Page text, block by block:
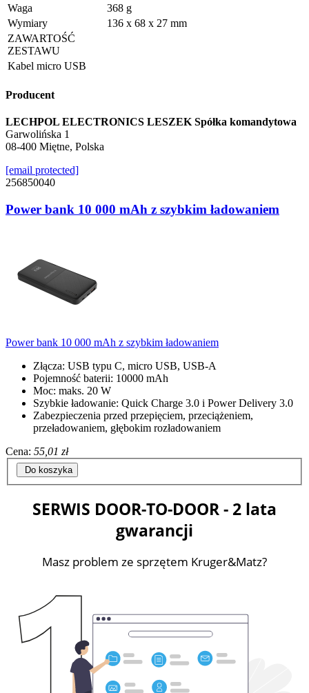
Waga
368 g
Wymiary
136 x 68 x 27 mm
ZAWARTOŚĆ
ZESTAWU
Kabel micro USB
Producent
LECHPOL ELECTRONICS LESZEK Spółka komandytowa
Garwolińska 1
08-400 Miętne, Polska
[email protected]
256850040
Power bank 10 000 mAh z szybkim ładowaniem
Power bank 10 000 mAh z szybkim ładowaniem
Złącza: USB typu C, micro USB, USB-A
Pojemność baterii: 10000 mAh
Moc: maks. 20 W
Szybkie ładowanie: Quick Charge 3.0 i Power Delivery 3.0
Zabezpieczenia przed przepięciem, przeciążeniem,
przeładowaniem, głębokim rozładowaniem
Cena: 55,01 zł
Do koszyka
SERWIS DOOR-TO-DOOR - 2 lata
gwarancji
Masz problem ze sprzętem Kruger&Matz?